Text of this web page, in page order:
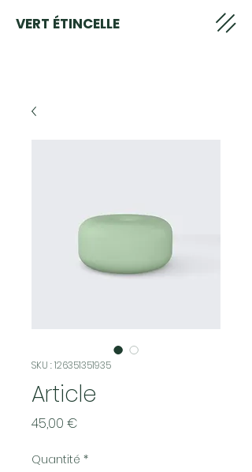
VERT ÉTINCELLE
SKU : 126351351935
Article
45,00 €
Quantité *